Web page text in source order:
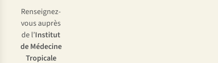
Renseignez-
vous auprès
de l’Institut
de Médecine
Tropicale